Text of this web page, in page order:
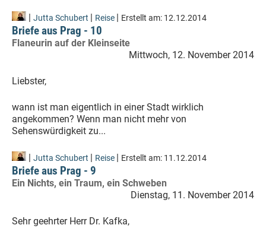
| Jutta Schubert | Reise | Erstellt am: 12.12.2014
Briefe aus Prag - 10
Flaneurin auf der Kleinseite
Mittwoch, 12. November 2014
Liebster,
wann ist man eigentlich in einer Stadt wirklich
angekommen? Wenn man nicht mehr von
Sehenswürdigkeit zu...
| Jutta Schubert | Reise | Erstellt am: 11.12.2014
Briefe aus Prag - 9
Ein Nichts, ein Traum, ein Schweben
Dienstag, 11. November 2014
Sehr geehrter Herr Dr. Kafka,